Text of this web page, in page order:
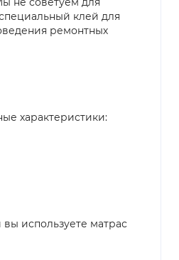
клей для
ремонтных
характеристики:
используете матрас